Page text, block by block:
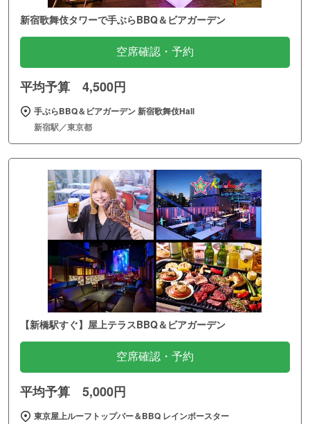
新宿歌舞伎タワーで手ぶらBBQ＆ビアガーデン
空席確認・予約
平均予算 4,500円
手ぶらBBQ＆ビアガーデン 新宿歌舞伎Hall
新宿駅／東京都
【新橋駅すぐ】屋上テラスBBQ＆ビアガーデン
空席確認・予約
平均予算 5,000円
東京屋上ルーフトップバー＆BBQ レインボースター